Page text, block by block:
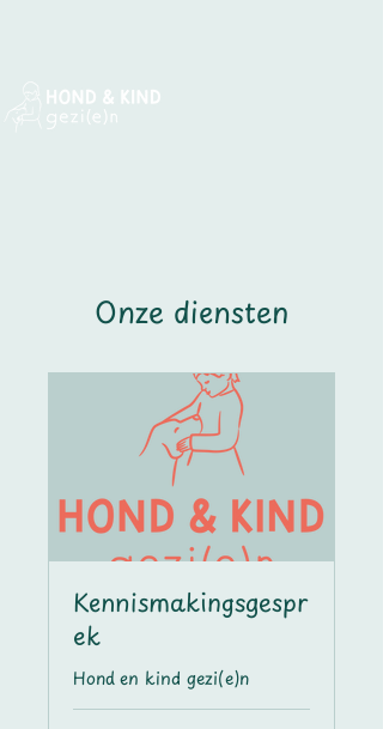
Onze diensten
Kennismakingsgespr
ek
Hond en kind gezi(e)n